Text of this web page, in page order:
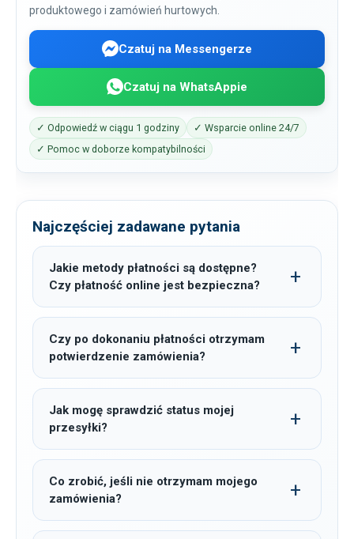
produktowego i zamówień hurtowych.
Czatuj na Messengerze
Czatuj na WhatsAppie
✓ Odpowiedź w ciągu 1 godziny
✓ Wsparcie online 24/7
✓ Pomoc w doborze kompatybilności
Najczęściej zadawane pytania
Jakie metody płatności są dostępne?
Czy płatność online jest bezpieczna?
Czy po dokonaniu płatności otrzymam
potwierdzenie zamówienia?
Jak mogę sprawdzić status mojej
przesyłki?
Co zrobić, jeśli nie otrzymam mojego
zamówienia?